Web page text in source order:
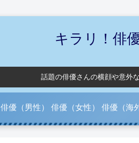
キラリ！俳
話題の俳優さんの横顔や意外
俳優（男性） 俳優（女性） 俳優（海